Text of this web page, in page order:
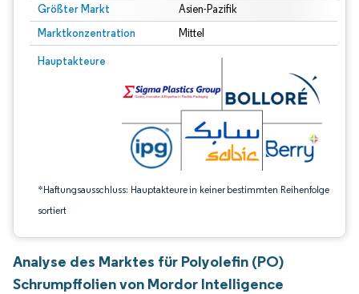
Größter Markt Asien-Pazifik
Marktkonzentration Mittel
Hauptakteure
*Haftungsausschluss: Hauptakteure in keiner bestimmten Reihenfolge
sortiert
Bild © Mordor Intelligence. Wiederverwendung erfordert Namensnennung
Analyse des Marktes für Polyolefin (PO)
Schrumpffolien von Mordor Intelligence